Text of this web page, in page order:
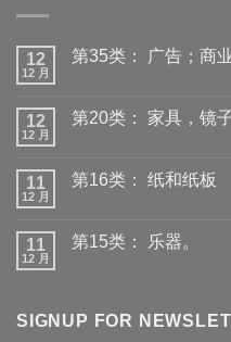
12
12 月
第35类： 广告；商
12
12 月
第20类： 家具，镜
11
12 月
第16类： 纸和纸板
11
12 月
第15类： 乐器。
SIGNUP FOR